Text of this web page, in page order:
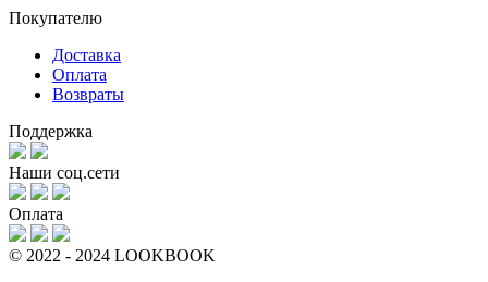
Покупателю
Доставка
Оплата
Возвраты
Поддержка
Наши соц.сети
Оплата
© 2022 - 2024 LOOKBOOK